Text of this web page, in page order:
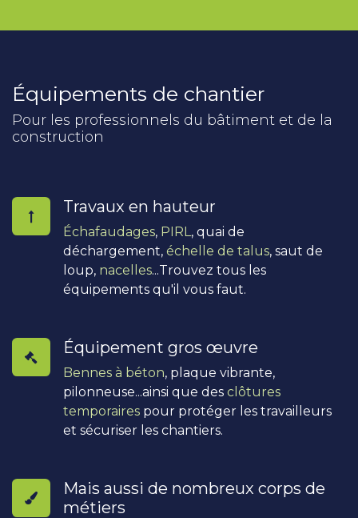
Équipements de chantier
Pour les professionnels du bâtiment et de la
construction
Travaux en hauteur
Échafaudages, PIRL , quai de
déchargement, échelle de talus, saut de
loup, nacelles...Trouvez tous les
équipements qu'il vous faut.
Équipement gros œuvre
Bennes à béton, plaque vibrante,
pilonneuse...ainsi que des clôtures
temporaires pour protéger les travailleurs
et sécuriser les chantiers.
Mais aussi de nombreux corps de
métiers